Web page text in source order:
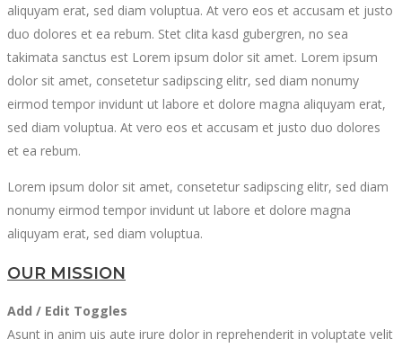
aliquyam erat, sed diam voluptua. At vero eos et accusam et justo
duo dolores et ea rebum. Stet clita kasd gubergren, no sea
takimata sanctus est Lorem ipsum dolor sit amet. Lorem ipsum
dolor sit amet, consetetur sadipscing elitr, sed diam nonumy
eirmod tempor invidunt ut labore et dolore magna aliquyam erat,
sed diam voluptua. At vero eos et accusam et justo duo dolores
et ea rebum.
Lorem ipsum dolor sit amet, consetetur sadipscing elitr, sed diam
nonumy eirmod tempor invidunt ut labore et dolore magna
aliquyam erat, sed diam voluptua.
OUR MISSION
Add / Edit Toggles
Asunt in anim uis aute irure dolor in reprehenderit in voluptate velit